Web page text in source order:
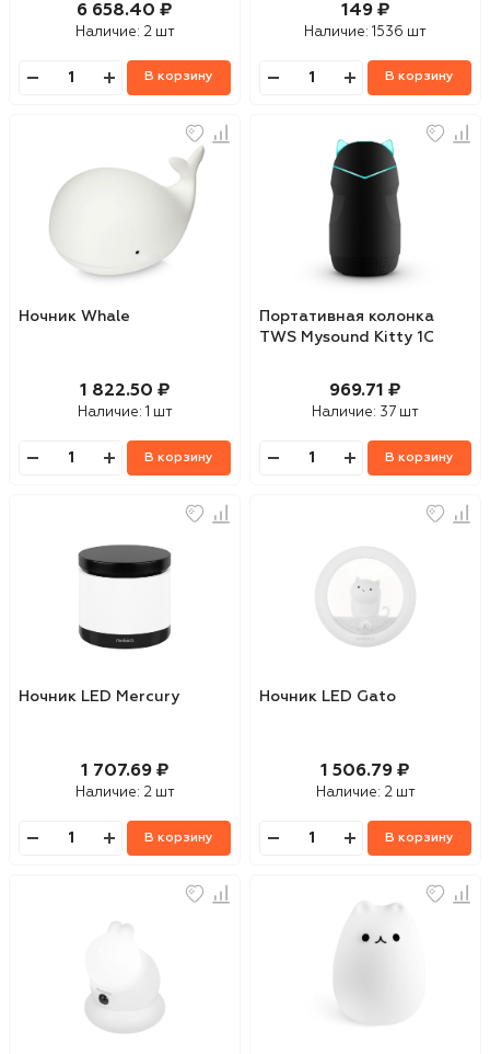
6 658.40 ₽
Наличие: 2 шт
В корзину
149 ₽
Наличие: 1536 шт
В корзину
Ночник Whale
1 822.50 ₽
Наличие: 1 шт
В корзину
Портативная колонка
TWS Mysound Kitty 1C
969.71 ₽
Наличие: 37 шт
В корзину
Ночник LED Mercury
1 707.69 ₽
Наличие: 2 шт
В корзину
Ночник LED Gato
1 506.79 ₽
Наличие: 2 шт
В корзину